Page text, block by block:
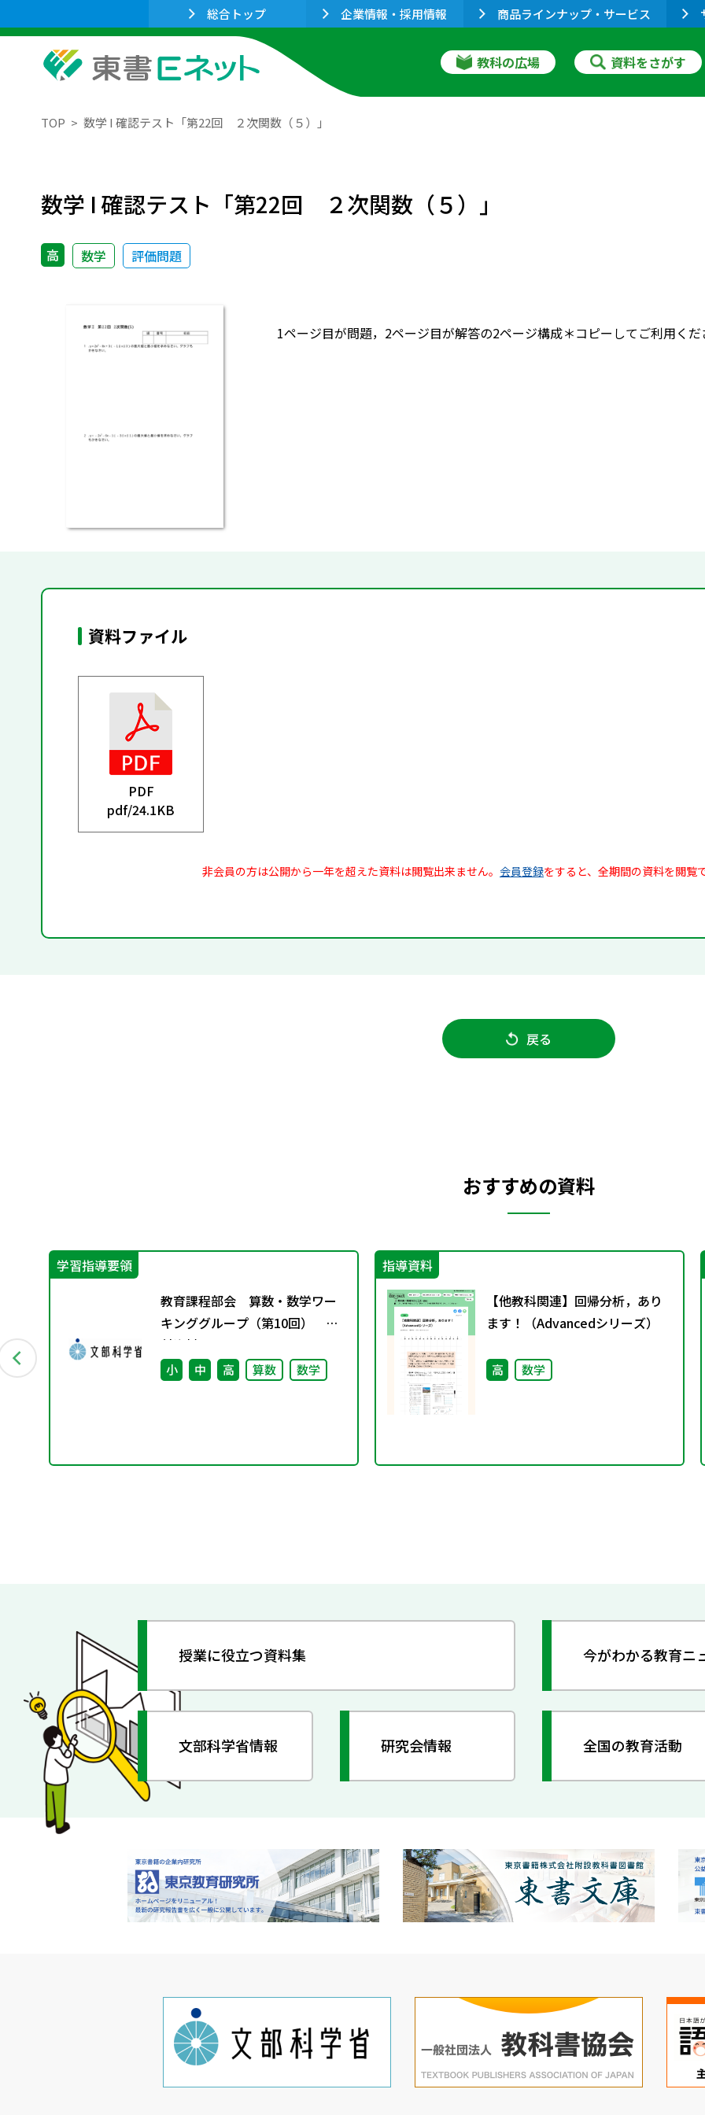
総合トップ 企業情報・採用情報 商品ラインナップ・サービス
教科の広場 資料をさがす
TOP 数学 I 確認テスト「第22回 ２次関数（５）」
数学 I 確認テスト「第22回 ２次関数（５）」
高 数学 評価問題
1ページ目が問題，2ページ目が解答の2ページ構成＊コピーしてご利用くだ
資料ファイル
PDF
pdf/24.1KB
非会員の方は公開から一年を超えた資料は閲覧出来ません。 会員登録をすると、全期間の資料を閲覧
戻る
おすすめの資料
学習指導要領
教育課程部会 算数・数学ワー
キンググループ（第10回） 配
付資料
小 中 高 算数 数学
指導資料
【他教科関連】回帰分析，あり
ます！（Advancedシリーズ）
高 数学
授業に役立つ資料集 今がわかる教育ニ
文部科学省情報 研究会情報 全国の教育活動